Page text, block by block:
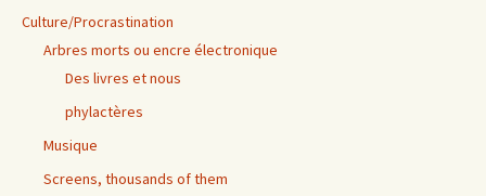
Culture/Procrastination
Arbres morts ou encre électronique
Des livres et nous
phylactères
Musique
Screens, thousands of them